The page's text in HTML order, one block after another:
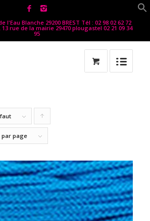
l'Eau Blanche 29200 BREST Tél : 02 98 02 62 72
13 rue de la mairie 29470 plougastel 02 21 09 34
95
les
produits
en
ordre
par page